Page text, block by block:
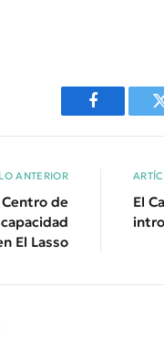
Facebook
ANTERIOR
Centro de
El Lasso
El